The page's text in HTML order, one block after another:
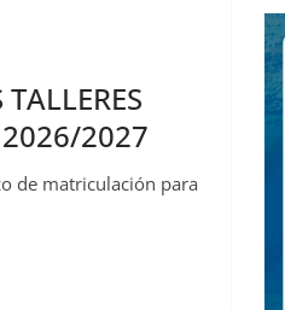
2026/2027
de matriculación para